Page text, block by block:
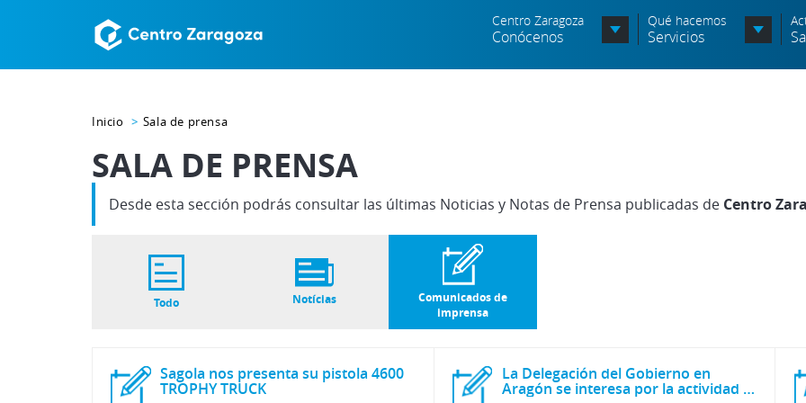
Centro Zaragoza
Conócenos
Política de seguridad de la
Política medioambiental
Qué hacemos
Servicios
Inicio Sala de prensa
SALA DE PRENSA
Desde esta sección podrás consultar las últimas Noticias y Notas de Prensa publicadas de Centro
Todo Notícias
Comunicados de
imprensa
Sagola nos presenta su pistola 4600
TROPHY TRUCK
La Delegación del Gobierno en
Aragón se interesa por la actividad de Centro Zaragoza